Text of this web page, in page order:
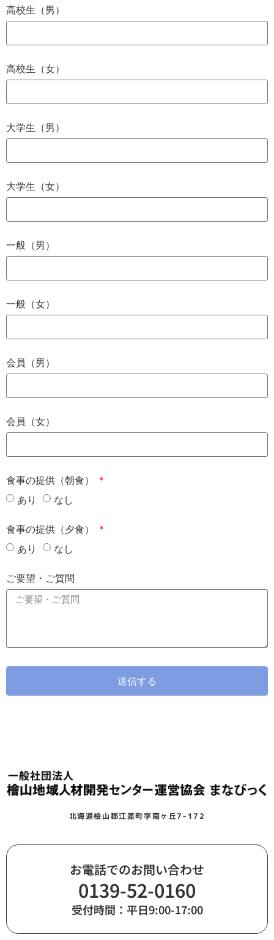
高校生（男）
高校生（女）
大学生（男）
大学生（女）
一般（男）
一般（女）
会員（男）
会員（女）
食事の提供（朝食）
あり
なし
食事の提供（夕食）
あり
なし
ご要望・ご質問
送信する
北海道桧山郡江差町字南ヶ丘7-172
お電話でのお問い合わせ
0139-52-0160
受付時間：平日9:00-17:00